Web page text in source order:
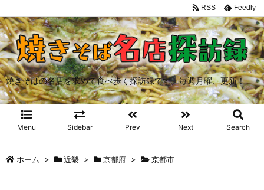
焼きそばの名店を求めて食べ歩く探訪録です。毎週月曜、更新！
Menu Sidebar Prev Next Search
RSS Feedly
ホーム > 近畿 > 京都府 > 京都市